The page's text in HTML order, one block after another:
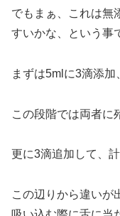
でもまぁ、これは無
すいかな、という事
まずは5mlに3滴添加
この段階では両者に
更に3滴追加して、
この辺りから違いが